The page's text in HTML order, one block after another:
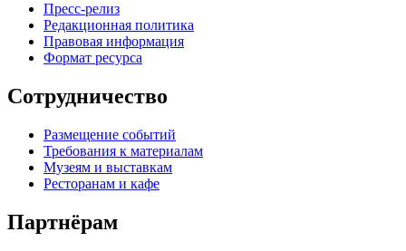
Пресс-релиз
Редакционная политика
Правовая информация
Формат ресурса
Сотрудничество
Размещение событий
Требования к материалам
Музеям и выставкам
Ресторанам и кафе
Партнёрам